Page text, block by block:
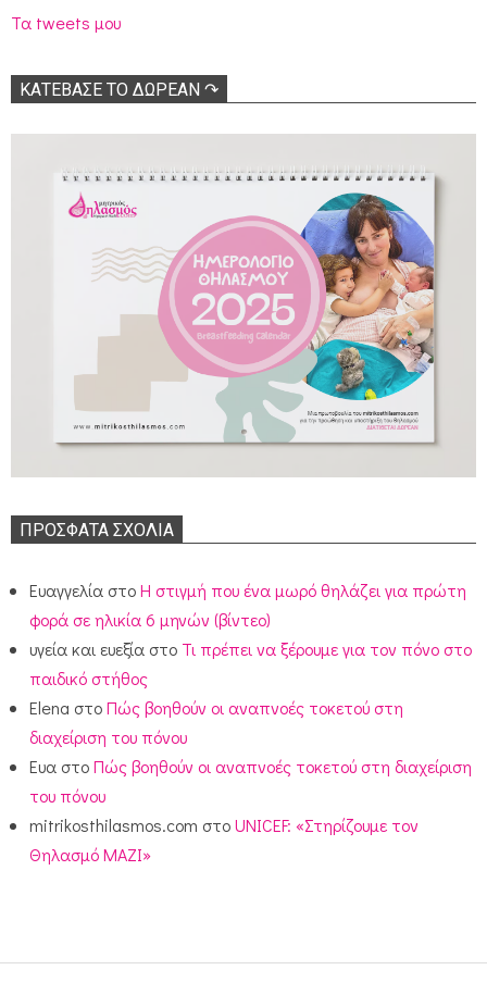
Τα tweets μου
ΚΑΤΕΒΑΣΕ ΤΟ ΔΩΡΕΑΝ ↷
ΠΡΌΣΦΑΤΑ ΣΧΌΛΙΑ
Ευαγγελία στοΗ στιγμή που ένα μωρό θηλάζει για πρώτη
φορά σε ηλικία 6 μηνών (βίντεο)
υγεία και ευεξία στο Τι πρέπει να ξέρουμε για τον πόνο στο
παιδικό στήθος
Elena στοΠώς βοηθούν οι αναπνοές τοκετού στη
διαχείριση του πόνου
Ευα στοΠώς βοηθούν οι αναπνοές τοκετού στη διαχείριση
του πόνου
mitrikosthilasmos.com στοUNICEF: «Στηρίζουμε τον
Θηλασμό ΜΑΖΙ»